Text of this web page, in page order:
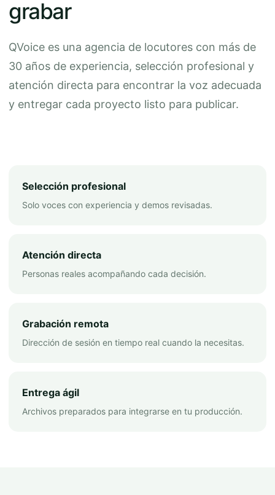
grabar
QVoice es una agencia de locutores con más de
30 años de experiencia, selección profesional y
atención directa para encontrar la voz adecuada
y entregar cada proyecto listo para publicar.
Selección profesional
Solo voces con experiencia y demos revisadas.
Atención directa
Personas reales acompañando cada decisión.
Grabación remota
Dirección de sesión en tiempo real cuando la necesitas.
Entrega ágil
Archivos preparados para integrarse en tu producción.